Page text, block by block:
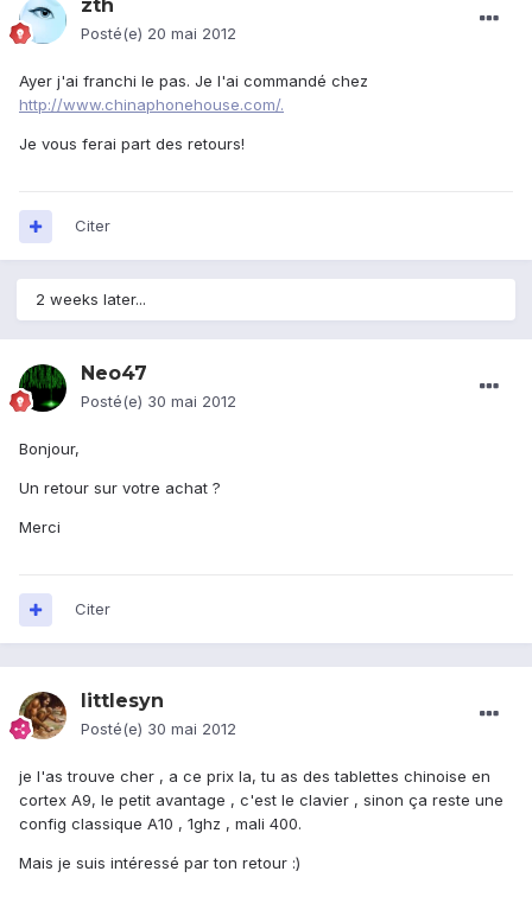
zth
Posté(e) 20 mai 2012
Ayer j'ai franchi le pas. Je l'ai commandé chez
http://www.chinaphonehouse.com/.
Je vous ferai part des retours!
Citer
2 weeks later...
Neo47
Posté(e) 30 mai 2012
Bonjour,
Un retour sur votre achat ?
Merci
Citer
littlesyn
Posté(e) 30 mai 2012
je l'as trouve cher , a ce prix la, tu as des tablettes chinoise en
cortex A9, le petit avantage , c'est le clavier , sinon ça reste une
config classique A10 , 1ghz , mali 400.
Mais je suis intéressé par ton retour :)